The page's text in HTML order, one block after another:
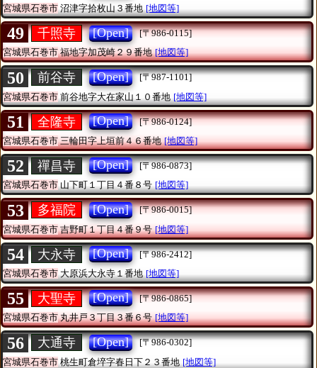
宮城県石巻市沼津字拾枚山３番地 [地図等]
49 千照寺 [Open]
[〒986-0115]
宮城県石巻市福地字加茂崎２９番地 [地図等]
50 前谷寺 [Open]
[〒987-1101]
宮城県石巻市 前谷地字大在家山１０番地 [地図等]
51 全隆寺 [Open]
[〒986-0124]
宮城県石巻市三輪田字上垣前４６番地 [地図等]
52 禪昌寺 [Open]
[〒986-0873]
宮城県石巻市山下町１丁目４番８号 [地図等]
53 多福院 [Open]
[〒986-0015]
宮城県石巻市吉野町１丁目４番９号 [地図等]
54 大永寺 [Open]
[〒986-2412]
宮城県石巻市大原浜大永寺１番地 [地図等]
55 大聖寺 [Open]
[〒986-0865]
宮城県石巻市丸井戸３丁目３番６号 [地図等]
56 大通寺 [Open]
[〒986-0302]
宮城県石巻市 桃生町倉埣字春日下２３番地 [地図等]